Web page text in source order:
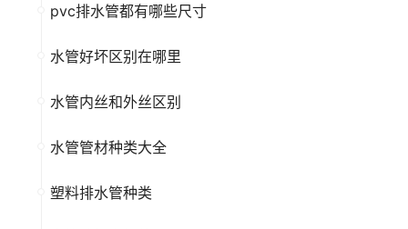
pvc排水管都有哪些尺寸
水管好坏区别在哪里
水管内丝和外丝区别
水管管材种类大全
塑料排水管种类